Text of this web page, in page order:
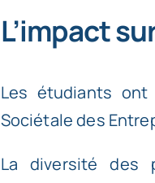
L’impact
Les étudiants ont
Sociétale des
La diversité des